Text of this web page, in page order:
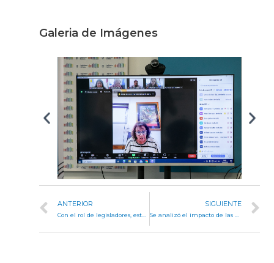
Galeria de Imágenes
ANTERIOR
Con el rol de legisladores, estudiantes universitarios debatieron temas de su interés
SIGUIENTE
Se analizó el impacto de las fiestas de Villa Cura Brochero en el sector turístico